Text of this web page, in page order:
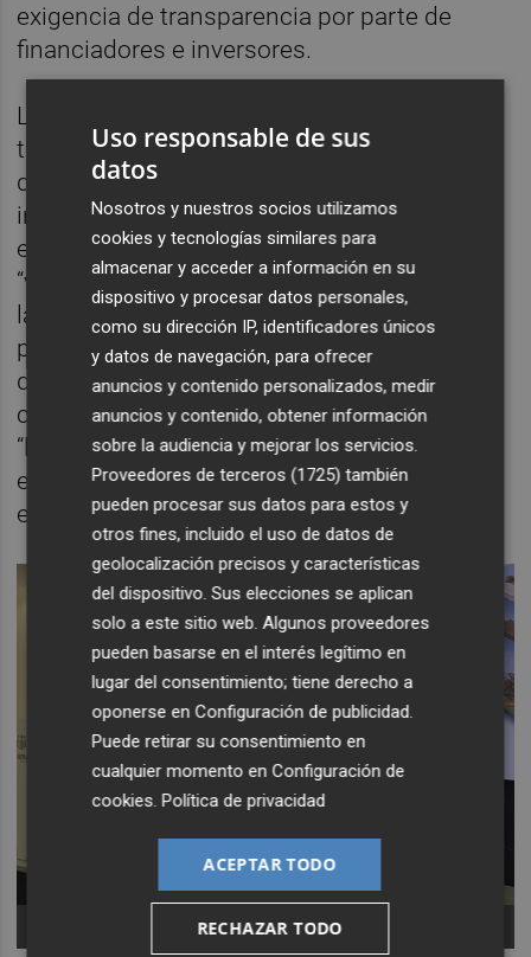
exigencia de transparencia por parte de
financiadores e inversores.
La jornada fue inaugurada por el director
territorial de Cajamar,Jesús García
destacó que València es “valorada
internacionalmente por su compromiso con
el medioambiente”, así como que Cajamar
“viene trabajando para favorecer y promover
las prácticas responsables no solo desde el
punto de vista financiero sino, además,
desde la generación y transferencia de
conocimiento” para que las empresas
“lideren esa transformación” y en ella
encuentren “oportunidades para ser más
eficientes y competitivas”.
Uso responsable de sus
datos
Nosotros y nuestros socios utilizamos
cookies y tecnologías similares para
almacenar y acceder a información en su
dispositivo y procesar datos personales,
como su dirección IP, identificadores únicos
y datos de navegación, para ofrecer
anuncios y contenido personalizados, medir
anuncios y contenido, obtener información
sobre la audiencia y mejorar los servicios.
Proveedores de terceros (1725) también
pueden procesar sus datos para estos y
otros fines, incluido el uso de datos de
geolocalización precisos y características
del dispositivo. Sus elecciones se aplican
solo a este sitio web. Algunos proveedores
pueden basarse en el interés legítimo en
lugar del consentimiento; tiene derecho a
oponerse enConfiguración de publicidad.
Puede retirar su consentimiento en
cualquier momento enConfiguración de
cookies.Política de privacidad
ACEPTAR TODO
RECHAZAR TODO